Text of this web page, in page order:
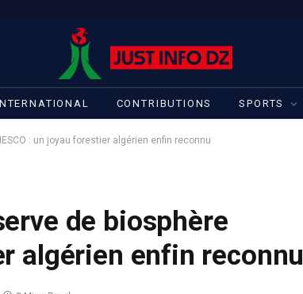
CONTRIBUTIONS SPORTS
: un joyau forestier algérien enfin reconnu
de biosphère
algérien enfin reconnu